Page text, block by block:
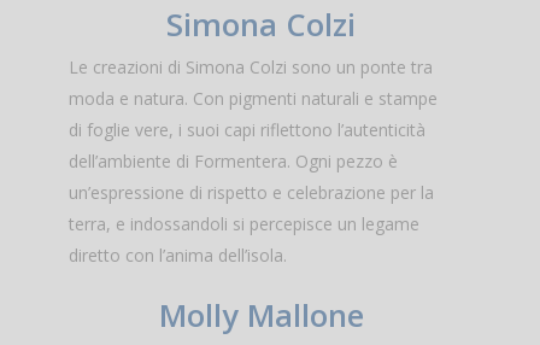
Simona Colzi
Le creazioni di Simona Colzi sono un ponte tra
moda e natura. Con pigmenti naturali e stampe
di foglie vere, i suoi capi riflettono l’autenticità
dell’ambiente di Formentera. Ogni pezzo è
un’espressione di rispetto e celebrazione per la
terra, e indossandoli si percepisce un legame
diretto con l’anima dell’isola.
Molly Mallone